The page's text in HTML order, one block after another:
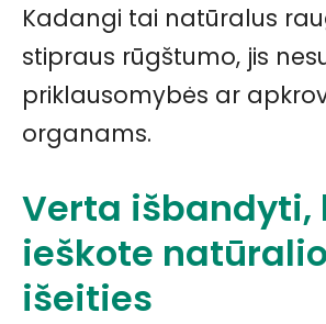
Kadangi tai natūralus
stipraus rūgštumo, jis
priklausomybės ar
organams.
Verta išbandyti,
ieškote
išeities